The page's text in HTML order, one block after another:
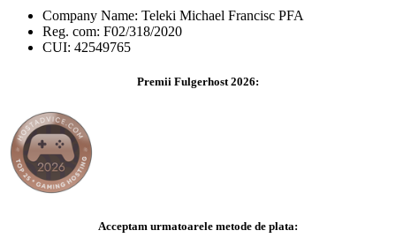
Company Name: Teleki Michael Francisc PFA
Reg. com: F02/318/2020
CUI: 42549765
Premii Fulgerhost 2026:
Acceptam urmatoarele metode de plata: